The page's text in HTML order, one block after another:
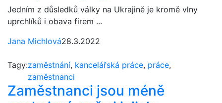
Jedním z důsledků války na Ukrajině je kromě vlny
uprchlíků i obava firem ...
Jana Michlová28.3.2022
Tagy:zaměstnání, kancelářská práce, práce,
zaměstnanci
Zaměstnanci jsou méně